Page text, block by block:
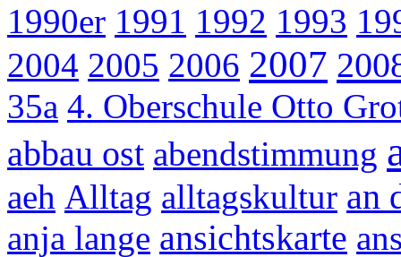
1990er 1991 1992 1993
2004 2005 2006 2007
35a 4. Oberschule Otto
abbau ost abendstimmung
aeh Alltag alltagskultur an
anja lange ansichtskarte